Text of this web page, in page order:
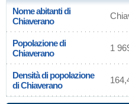
Nome abitanti di
Chiaverano
Popolazione di
Chiaverano
1
Densità di popolazione
di Chiaverano